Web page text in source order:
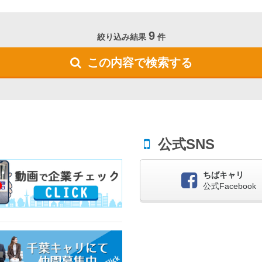
絞り込み結果 9件
この内容で検索する
公式SNS
ちばキャリ
公式Facebook